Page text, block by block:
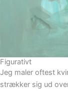
Figurativt
Jeg maler oftest
strækker sig ud